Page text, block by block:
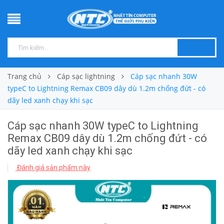
Trang chủ Cáp sạc lightning
Cáp sạc nhanh 30W
typeC to Lightning Remax CB09 dây dù 1.2m chống đứt - có
dãy led xanh chạy khi sạc
Cáp sạc nhanh 30W typeC to Lightning
Remax CB09 dây dù 1.2m chống đứt - có
dãy led xanh chạy khi sạc
Đánh giá sản phẩm này